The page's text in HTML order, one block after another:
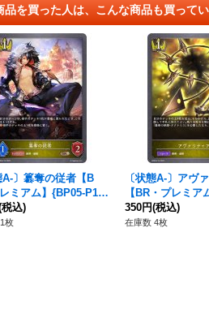
品を買った人は、こんな商品も買って
A-〕簒奪の従者【B
ミアム】{BP05-P12}
ル》
税込)
枚
〔状態A-〕アヴ
【BR・プレミア
P14}《ロイヤル》
350円(税込)
在庫数 4枚